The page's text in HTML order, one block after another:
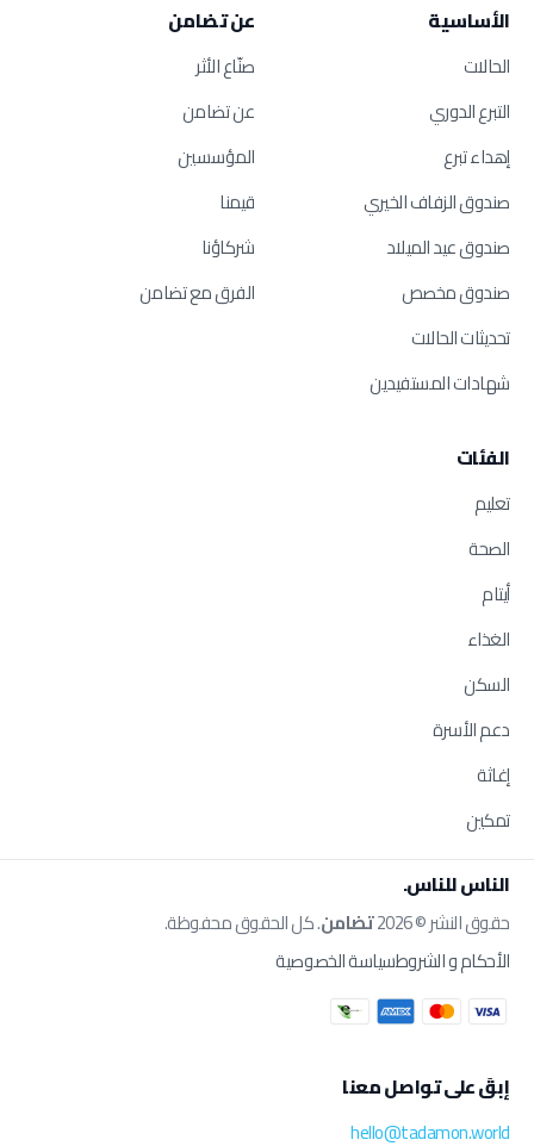
الأساسية
الحالات
التبرع الدوري
إهداء تبرع
صندوق الزفاف الخيري
صندوق عيد الميلاد
صندوق مخصص
تحديثات الحالات
شهادات المستفيدين
عن تضامن
صنّاع الأثر
عن تضامن
المؤسسين
قيمنا
شركاؤنا
الفرق مع تضامن
الفئات
تعليم
الصحة
أيتام
الغذاء
السكن
دعم الأسرة
إغاثة
تمكين
الناس للناس.
حقوق النشر © 2026 تضامن. كل الحقوق محفوظة.
الأحكام و الشروطسياسة الخصوصية
إبقَ على تواصل معنا
hello@tadamon.world